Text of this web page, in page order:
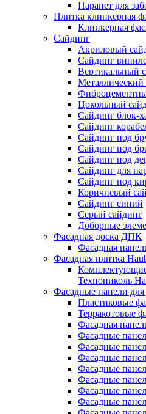
Парапет для
Плитка клинкерная
Клинкерная
Сайдинг
Акриловый
Сайдинг
Вертикальный
Металлический
Цокольный
Сайдинг блок-
Сайдинг
Сайдинг под
Сайдинг под
Сайдинг под
Сайдинг для
Сайдинг под
Коричневый
Сайдинг синий
Серый сайдинг
Доборные
Фасадная доска ДПК
Фасадная
Фасадная плитка
Технониколь
Фасадные панели для
Пластиковые
Терракотовые
Фасадная
Фасадные
Фасадные
Фасадные
Фасадные
Фасадные
Фасадные
Фасадные